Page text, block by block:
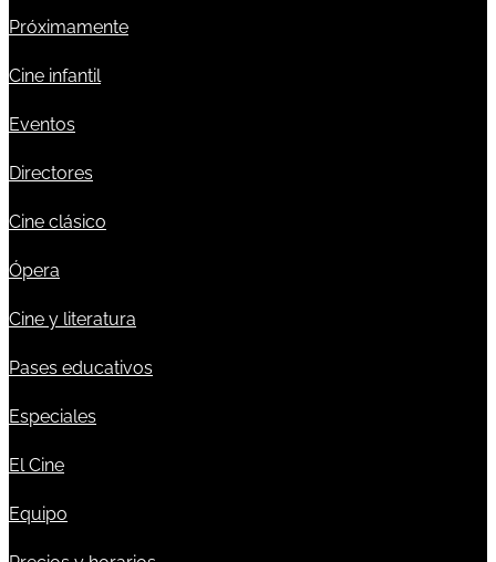
Próximamente
Cine infantil
Eventos
Directores
Cine clásico
Ópera
Cine y literatura
Pases educativos
Especiales
El Cine
Equipo